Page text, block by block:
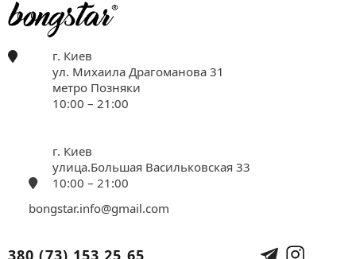
г. Киев
ул. Михаила Драгоманова 31
метро Позняки
10:00 – 21:00
г. Киев
улица.Большая Васильковская 33
10:00 – 21:00
bongstar.info@gmail.com
380 (73) 153 25 65